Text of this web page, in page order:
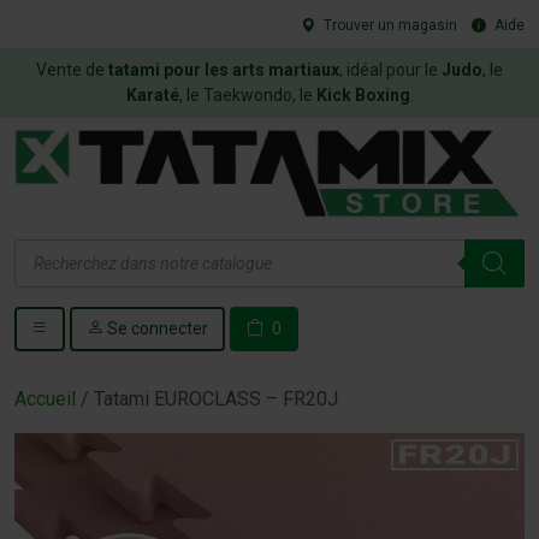
Trouver un magasin Aide
Vente de tatami pour les arts martiaux, idéal pour le Judo, le
Karaté, le Taekwondo, le Kick Boxing
de
Se connecter 0
Accueil / Tatami EUROCLASS – FR20J